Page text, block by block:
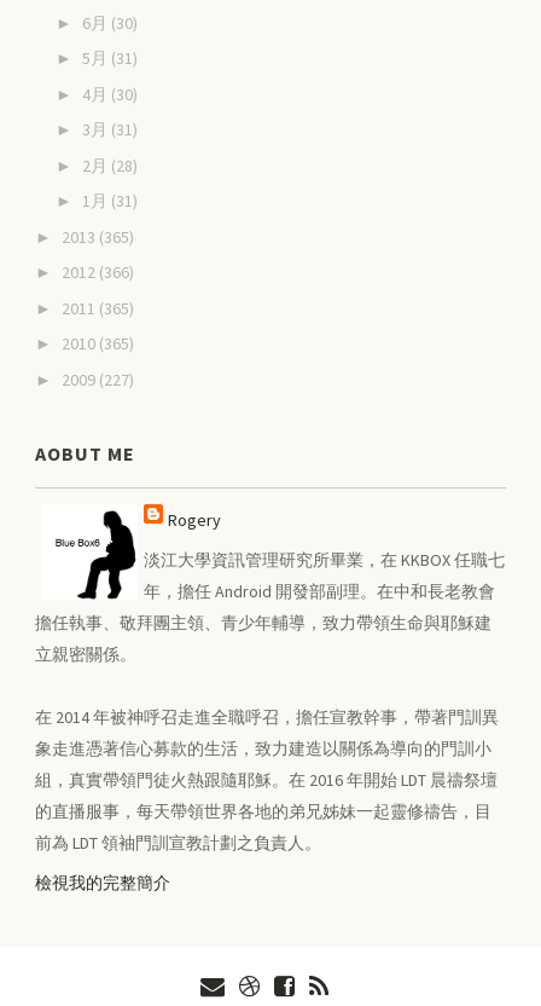
► 6月 (30)
► 5月 (31)
► 4月 (30)
► 3月 (31)
► 2月 (28)
► 1月 (31)
► 2013 (365)
► 2012 (366)
► 2011 (365)
► 2010 (365)
► 2009 (227)
AOBUT ME
Rogery
淡江大學資訊管理研究所畢業，在 KKBOX 任職七
年，擔任 Android 開發部副理。在中和長老教會
擔任執事、敬拜團主領、青少年輔導，致力帶領生命與耶穌建
立親密關係。
在 2014 年被神呼召走進全職呼召，擔任宣教幹事，帶著門訓異
象走進憑著信心募款的生活，致力建造以關係為導向的門訓小
組，真實帶領門徒火熱跟隨耶穌。在 2016 年開始 LDT 晨禱祭壇
的直播服事，每天帶領世界各地的弟兄姊妹一起靈修禱告，目
前為 LDT 領袖門訓宣教計劃之負責人。
檢視我的完整簡介